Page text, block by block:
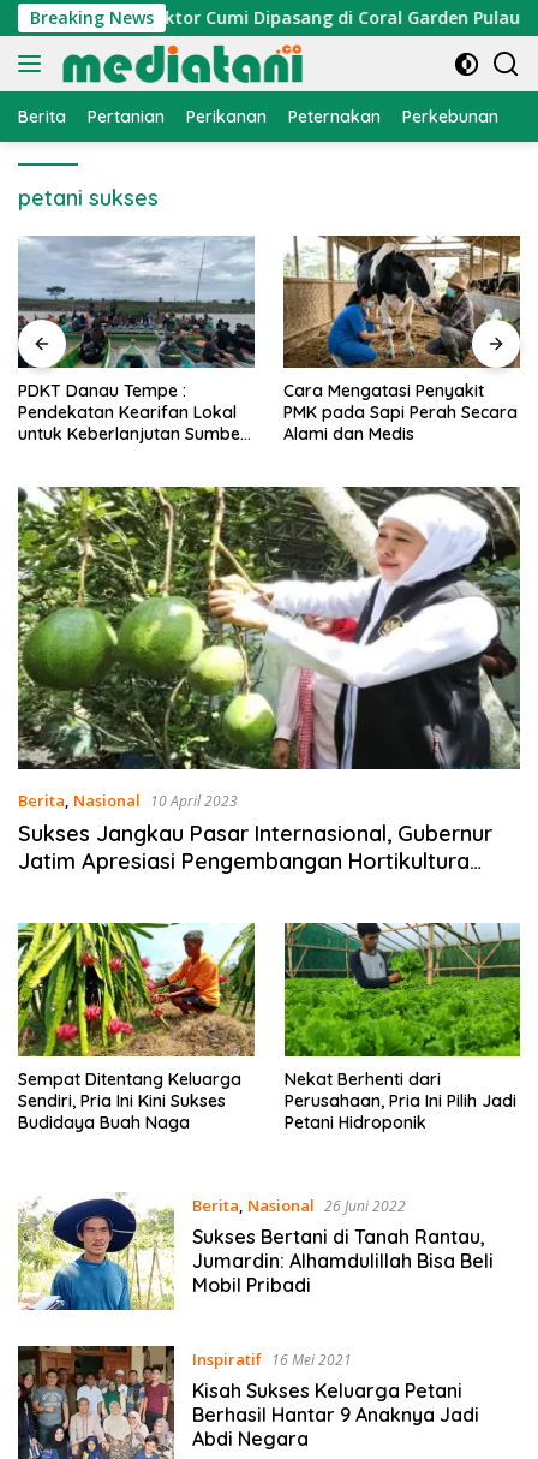
Langsung
ke
konten
Breaking News
Atraktor Cumi Dipasang di Coral Garden Pulau
Berita Pertanian Perikanan Peternakan Perkebunan
petani sukses
PDKT Danau Tempe :
Pendekatan Kearifan Lokal
untuk Keberlanjutan Sumber
Cara Mengatasi Penyakit
PMK pada Sapi Perah Secara
Alami dan Medis
Berita, Nasional 10 April 2023
Sukses Jangkau Pasar Internasional, Gubernur
Jatim Apresiasi Pengembangan Hortikultura
Sempat Ditentang Keluarga
Sendiri, Pria Ini Kini Sukses
Budidaya Buah Naga
Nekat Berhenti dari
Perusahaan, Pria Ini Pilih Jadi
Petani Hidroponik
Berita, Nasional 26 Juni 2022
Sukses Bertani di Tanah Rantau,
Jumardin: Alhamdulillah Bisa Beli
Mobil Pribadi
Inspiratif 16 Mei 2021
Kisah Sukses Keluarga Petani
Berhasil Hantar 9 Anaknya Jadi
Abdi Negara